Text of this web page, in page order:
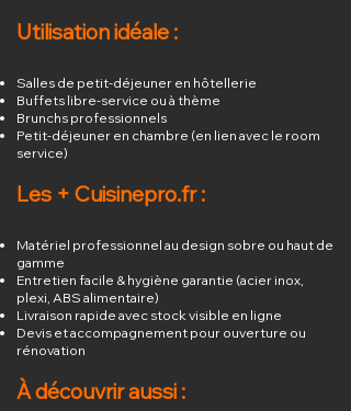
Utilisation idéale :
Salles de petit-déjeuner en hôtellerie
Buffets libre-service ou à thème
Brunchs professionnels
Petit-déjeuner en chambre (en lien avec le room
service)
Les + Cuisinepro.fr :
Matériel professionnel au design sobre ou haut de
gamme
Entretien facile & hygiène garantie (acier inox,
plexi, ABS alimentaire)
Livraison rapide avec stock visible en ligne
Devis et accompagnement pour ouverture ou
rénovation
À découvrir aussi :